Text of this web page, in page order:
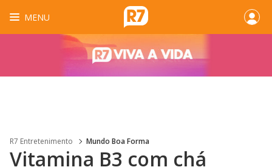
MENU
R7 Entretenimento Mundo Boa Forma
Vitamina B3 com chá